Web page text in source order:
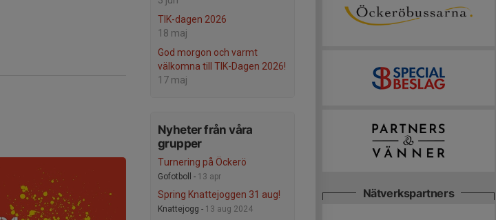
TIK-dagen 2026
18 maj
God morgon och varmt
välkomna till TIK-Dagen 2026!
17 maj
Nyheter från våra
grupper
Turnering på Öckerö
Gofotboll - 13 apr
Spring Knattejoggen 31 aug!
Knattejogg - 13 aug 2024
Nätverkspartners